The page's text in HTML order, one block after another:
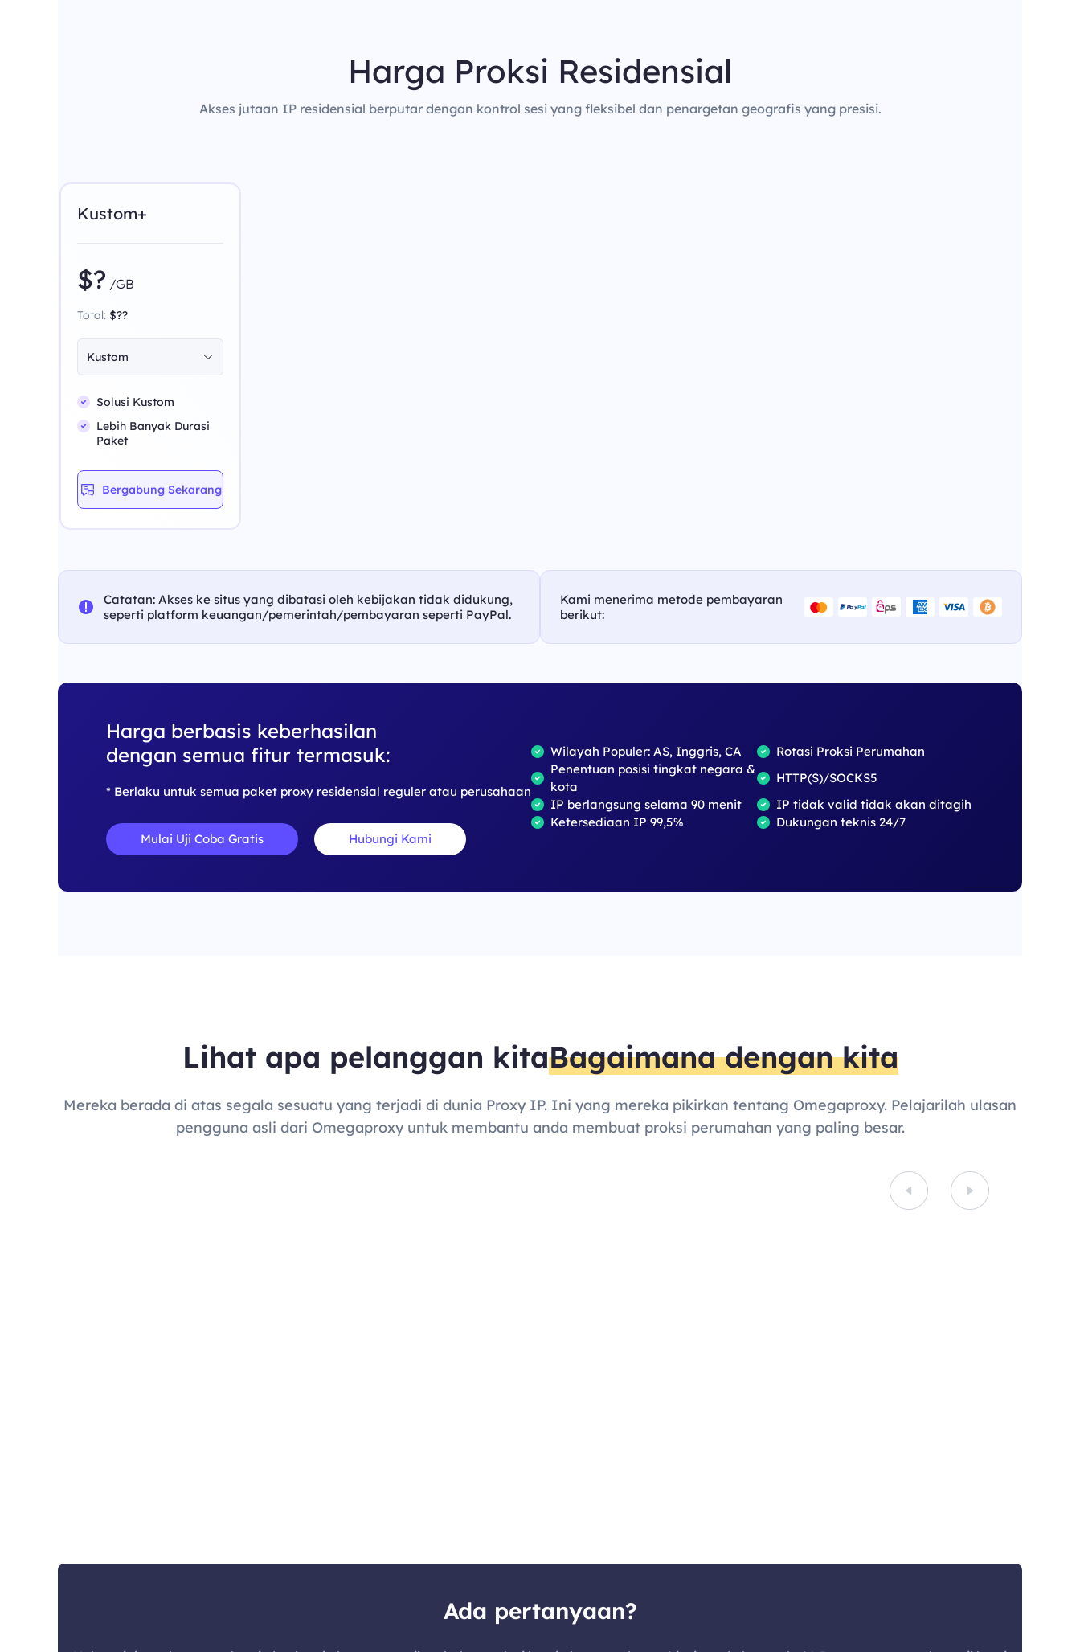
Harga Proksi Residensial
Akses jutaan IP residensial berputar dengan kontrol sesi yang fleksibel dan penargetan geografis yang presisi.
Kustom+
$? /GB
Total: $??
Kustom
Solusi Kustom
Lebih Banyak Durasi
Paket
Bergabung Sekarang
Catatan: Akses ke situs yang dibatasi oleh kebijakan tidak didukung,
seperti platform keuangan/pemerintah/pembayaran seperti PayPal.
Kami menerima metode pembayaran
berikut:
Harga berbasis keberhasilan
dengan semua fitur termasuk:
* Berlaku untuk semua paket proxy residensial reguler atau perusahaan
Mulai Uji Coba Gratis Hubungi Kami
Wilayah Populer: AS, Inggris, CA
Rotasi Proksi Perumahan
Penentuan posisi tingkat negara &
kota
HTTP(S)/SOCKS5
IP berlangsung selama 90 menit
IP tidak valid tidak akan ditagih
Ketersediaan IP 99,5%
Dukungan teknis 24/7
Lihat apa pelanggan kitaBagaimana dengan kita
Mereka berada di atas segala sesuatu yang terjadi di dunia Proxy IP. Ini yang mereka pikirkan tentang Omegaproxy. Pelajarilah ulasan
pengguna asli dari Omegaproxy untuk membantu anda membuat proksi perumahan yang paling besar.
Ada pertanyaan?